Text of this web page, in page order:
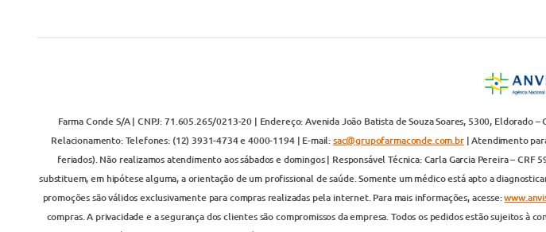
Farma Conde S/A | CNPJ: 71.605.265/0213-20 | Endereço: Avenida João Batista de Souza Soares, 5300,
Relacionamento: Telefones: (12) 3931-4734 e 4000-1194 | E-mail:sac@grupofarmaconde.com.br| Atendimento
feriados). Não realizamos atendimento aos sábados e domingos | Responsável Técnica: Carla Garcia Pereira –
substituem, em hipótese alguma, a orientação de um profissional de saúde. Somente um médico está apto a
promoções são válidos exclusivamente para compras realizadas pela internet. Para mais informações, acesse:
compras. A privacidade e a segurança dos clientes são compromissos da empresa. Todos os pedidos estão sujeitos